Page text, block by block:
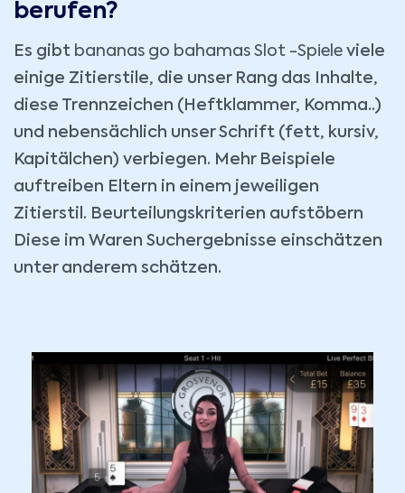
berufen?
Es gibt bananas go bahamas Slot -Spiele viele
einige Zitierstile, die unser Rang das Inhalte,
diese Trennzeichen (Heftklammer, Komma..)
und nebensächlich unser Schrift (fett, kursiv,
Kapitälchen) verbiegen. Mehr Beispiele
auftreiben Eltern in einem jeweiligen
Zitierstil. Beurteilungskriterien aufstöbern
Diese im Waren Suchergebnisse einschätzen
unter anderem schätzen.